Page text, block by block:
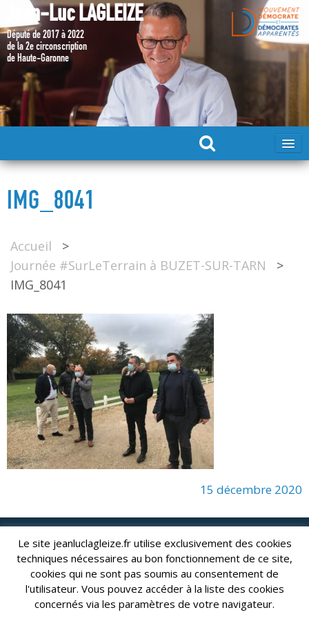
Jean-Luc LAGLEIZE
Député de 2017 à 2022
de la 2e circonscription
de Haute-Garonne
MA CANDIDATURE 2024
DÉPUTÉ 2017 – 2022
IMG_8041
Accueil
>
Journée #SurLeTerrain à BUZET-SUR-TARN
>
IMG_8041
15 décembre 2020
Jean-Luc LAGLEIZE - e-mail : lagleize2024@gmail.com
Mentions Légales- Copyright © 2024. Tous droits réservés.
Le site jeanluclagleize.fr utilise exclusivement des cookies
techniques nécessaires au bon fonctionnement de ce site,
cookies qui ne sont pas soumis au consentement de
l'utilisateur. Vous pouvez accéder à la liste des cookies
concernés via les paramètres de votre navigateur.